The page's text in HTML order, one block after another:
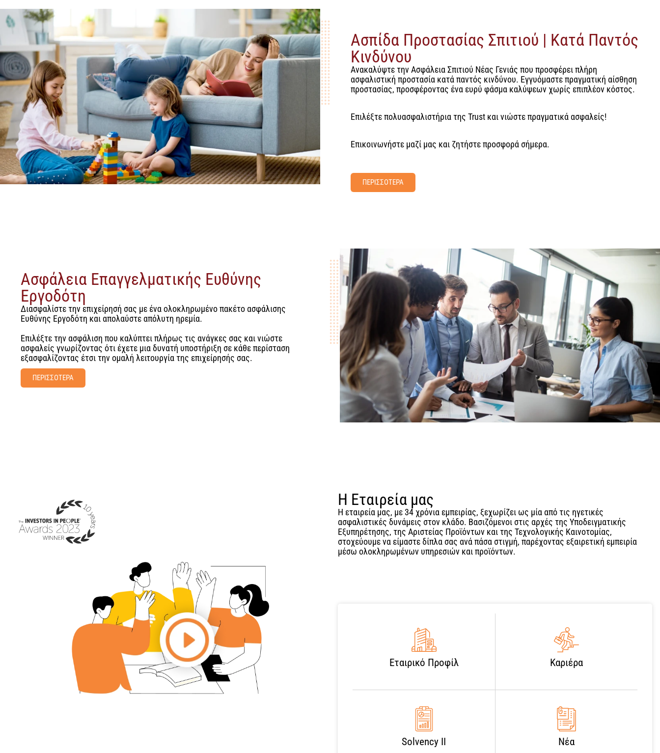
Aσπίδα Προστασίας Σπιτιού | Κατά Παντός
Κινδύνου
Ανακαλύψτε την Ασφάλεια Σπιτιού Νέας Γενιάς που προσφέρει πλήρη
ασφαλιστική προστασία κατά παντός κινδύνου. Εγγυόμαστε πραγματική αίσθηση
προστασίας, προσφέροντας ένα ευρύ φάσμα καλύψεων χωρίς επιπλέον κόστος.
Επιλέξτε πολυασφαλιστήρια της Trust και νιώστε πραγματικά ασφαλείς!
Επικοινωνήστε μαζί μας και ζητήστε προσφορά σήμερα.
ΠΕΡΙΣΣΟΤΕΡΑ
Ασφάλεια Επαγγελματικής Ευθύνης
Εργοδότη
Διασφαλίστε την επιχείρησή σας με ένα ολοκληρωμένο πακέτο ασφάλισης
Ευθύνης Εργοδότη και απολαύστε απόλυτη ηρεμία.
Επιλέξτε την ασφάλιση που καλύπτει πλήρως τις ανάγκες σας και νιώστε
ασφαλείς γνωρίζοντας ότι έχετε μια δυνατή υποστήριξη σε κάθε περίσταση
εξασφαλίζοντας έτσι την ομαλή λειτουργία της επιχείρησής σας.
ΠΕΡΙΣΣΟΤΕΡΑ
H Εταιρεία μας
Η εταιρεία μας, με 34 χρόνια εμπειρίας, ξεχωρίζει ως μία από τις ηγετικές
ασφαλιστικές δυνάμεις στον κλάδο. Βασιζόμενοι στις αρχές της Υποδειγματικής
Εξυπηρέτησης, της Αριστείας Προϊόντων και της Τεχνολογικής Καινοτομίας,
στοχεύουμε να είμαστε δίπλα σας ανά πάσα στιγμή, παρέχοντας εξαιρετική εμπειρία
μέσω ολοκληρωμένων υπηρεσιών και προϊόντων.
Εταιρικό Προφίλ
Solvency II
Καριέρα
Νέα